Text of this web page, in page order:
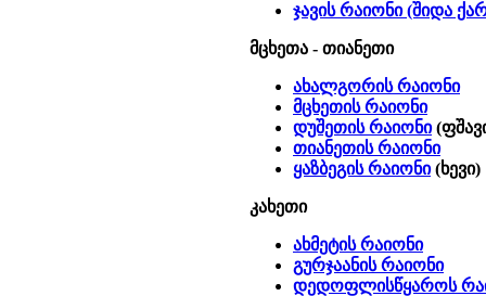
ჯავის რაიონი (შიდა
მცხეთა - თიანეთი
ახალგორის რაიონი
მცხეთის რაიონი
დუშეთის რაიონი(
თიანეთის რაიონი
ყაზბეგის რაიონი(ხევი)
კახეთი
ახმეტის რაიონი
გურჯაანის რაიონი
დედოფლისწყაროს